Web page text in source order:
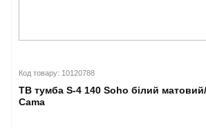
Код товару: 10120788
ТВ тумба S-4 140 Soho білий
Cama